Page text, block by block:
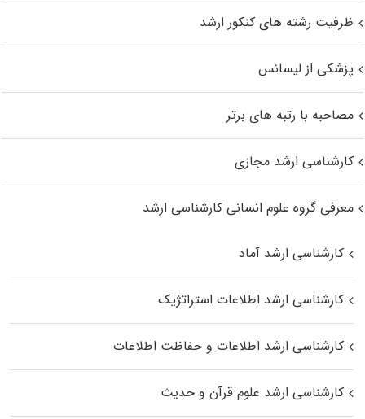
ظرفیت رشته های کنکور ارشد
پزشکی از لیسانس
مصاحبه با رتبه های برتر
کارشناسی ارشد مجازی
معرفی گروه علوم انسانی کارشناسی ارشد
کارشناسی ارشد آماد
کارشناسی ارشد اطلاعات استراتژیک
کارشناسی ارشد اطلاعات و حفاظت اطلاعات
کارشناسی ارشد علوم قرآن و حدیث